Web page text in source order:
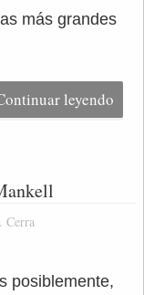
más grandes
leyendo
Cerra
posiblemente,